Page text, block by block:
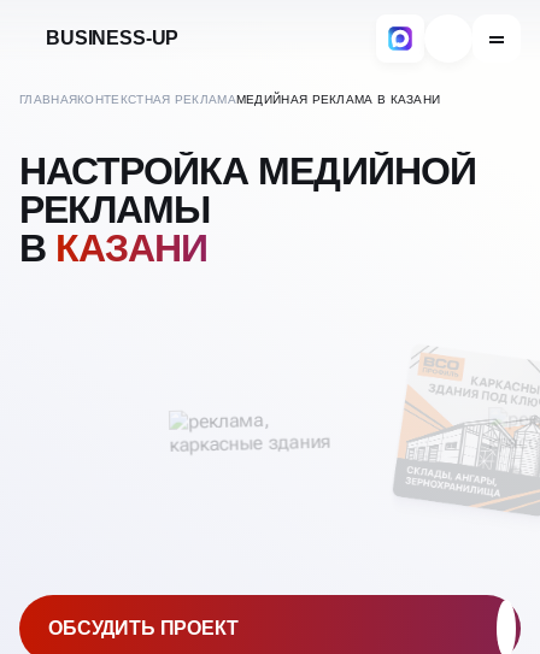
BUSINESS-UP
ГЛАВНАЯКОНТЕКСТНАЯ РЕКЛАМАМЕДИЙНАЯ РЕКЛАМА В КАЗАНИ
НАСТРОЙКА МЕДИЙНОЙ
РЕКЛАМЫ
В КАЗАНИ
ОБСУДИТЬ ПРОЕКТ